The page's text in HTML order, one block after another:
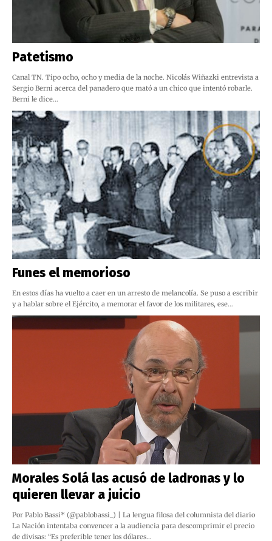
Patetismo
Canal TN. Tipo ocho, ocho y media de la noche. Nicolás Wiñazki entrevista a
Sergio Berni acerca del panadero que mató a un chico que intentó robarle.
Berni le dice…
Funes el memorioso
En estos días ha vuelto a caer en un arresto de melancolía. Se puso a escribir
y a hablar sobre el Ejército, a memorar el favor de los militares, ese…
Morales Solá las acusó de ladronas y lo
quieren llevar a juicio
Por Pablo Bassi* (@pablobassi_) | La lengua filosa del columnista del diario
La Nación intentaba convencer a la audiencia para descomprimir el precio
de divisas: “Es preferible tener los dólares…